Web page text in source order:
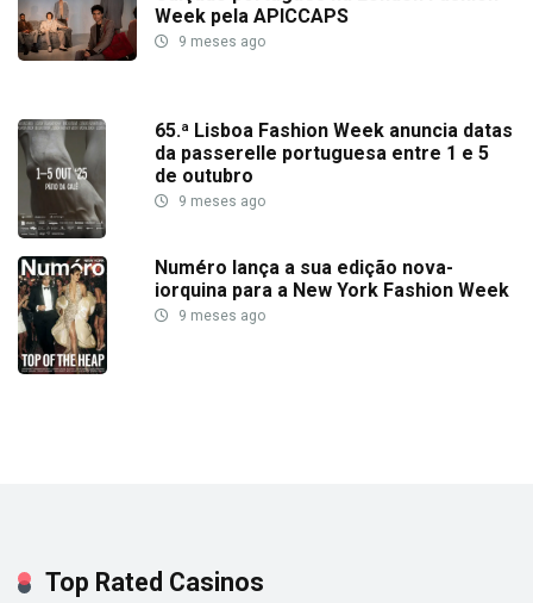
Week pela APICCAPS
9 meses ago
65.ª Lisboa Fashion Week anuncia datas
da passerelle portuguesa entre 1 e 5
de outubro
9 meses ago
Numéro lança a sua edição nova-
iorquina para a New York Fashion Week
9 meses ago
Top Rated Casinos